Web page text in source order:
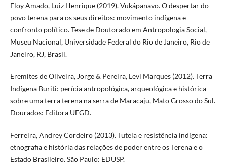
Eloy Amado, Luiz Henrique (2019). Vukápanavo. O despertar do
povo terena para os seus direitos: movimento indígena e
confronto político. Tese de Doutorado em Antropologia Social,
Museu Nacional, Universidade Federal do Rio de Janeiro, Rio de
Janeiro, RJ, Brasil.
Eremites de Oliveira, Jorge & Pereira, Levi Marques (2012). Terra
Indígena Buriti: perícia antropológica, arqueológica e histórica
sobre uma terra terena na serra de Maracaju, Mato Grosso do Sul.
Dourados: Editora UFGD.
Ferreira, Andrey Cordeiro (2013). Tutela e resistência indígena:
etnografia e história das relações de poder entre os Terena e o
Estado Brasileiro. São Paulo: EDUSP.